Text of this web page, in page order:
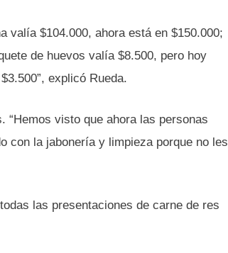
valía $104.000, ahora está en $150.000;
de huevos valía $8.500, pero hoy
explicó Rueda.
“Hemos visto que ahora las personas
con la jabonería y limpieza porque no les
las presentaciones de carne de res